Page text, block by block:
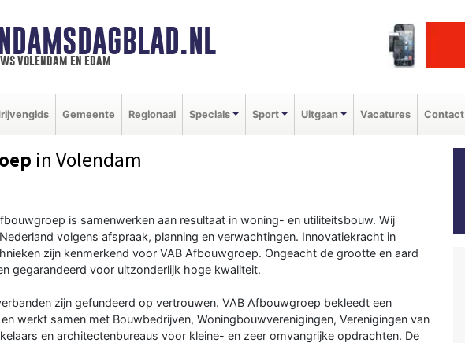
volendam en edam
Gemeente Regionaal Specials Sport Uitgaan Vacatures Contact
in Volendam
is samenwerken aan resultaat in woning- en utiliteitsbouw. Wij
volgens afspraak, planning en verwachtingen. Innovatiekracht in
zijn kenmerkend voor VAB Afbouwgroep. Ongeacht de grootte en aard
gegarandeerd voor uitzonderlijk hoge kwaliteit.
zijn gefundeerd op vertrouwen. VAB Afbouwgroep bekleedt een
werkt samen met Bouwbedrijven, Woningbouwverenigingen, Verenigingen van
en architectenbureaus voor kleine- en zeer omvangrijke opdrachten. De